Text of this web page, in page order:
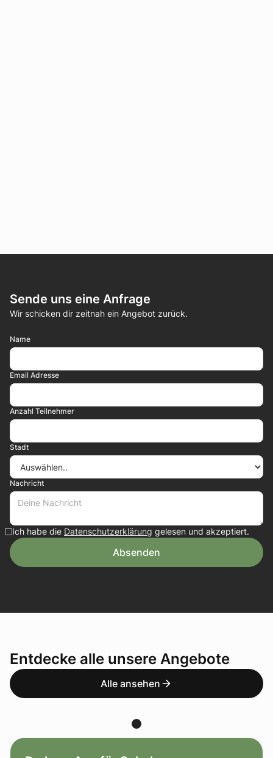
Sende uns eine Anfrage
Wir schicken dir zeitnah ein Angebot zurück.
Name
Email Adresse
Anzahl Teilnehmer
Stadt
Nachricht
Ich habe die Datenschutzerklärung gelesen und akzeptiert.
Entdecke alle unsere Angebote
Alle ansehen